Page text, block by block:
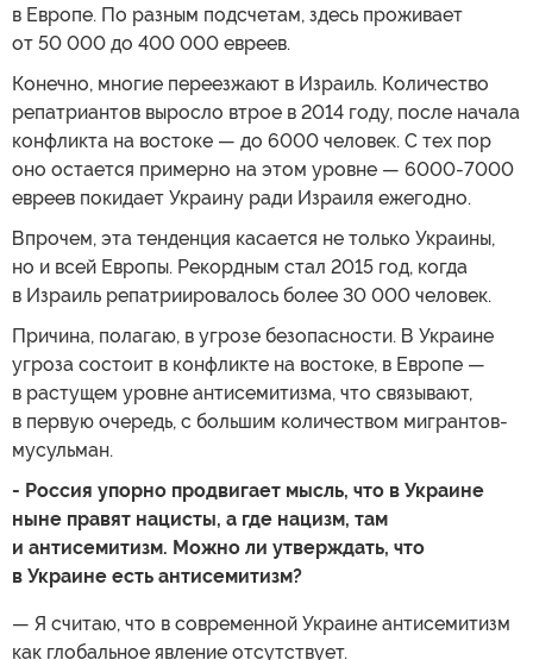
в Европе. По разным подсчетам, здесь проживает
от 50 000 до 400 000 евреев.
Конечно, многие переезжают в Израиль. Количество
репатриантов выросло втрое в 2014 году, после начала
конфликта на востоке — до 6000 человек. С тех пор
оно остается примерно на этом уровне — 6000-7000
евреев покидает Украину ради Израиля ежегодно.
Впрочем, эта тенденция касается не только Украины,
но и всей Европы. Рекордным стал 2015 год, когда
в Израиль репатриировалось более 30 000 человек.
Причина, полагаю, в угрозе безопасности. В Украине
угроза состоит в конфликте на востоке, в Европе —
в растущем уровне антисемитизма, что связывают,
в первую очередь, с большим количеством мигрантов-
мусульман.
- Россия упорно продвигает мысль, что в Украине
ныне правят нацисты, а где нацизм, там
и антисемитизм. Можно ли утверждать, что
в Украине есть антисемитизм?
— Я считаю, что в современной Украине антисемитизм
как глобальное явление отсутствует.